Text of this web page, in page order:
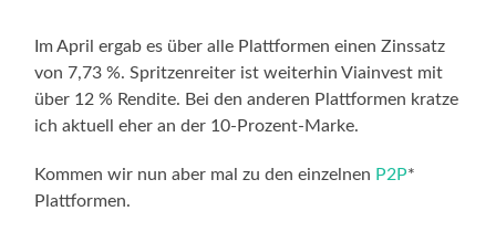
Im April ergab es über alle Plattformen einen Zinssatz
von 7,73 %. Spritzenreiter ist weiterhin Viainvest mit
über 12 % Rendite. Bei den anderen Plattformen kratze
ich aktuell eher an der 10-Prozent-Marke.
Kommen wir nun aber mal zu den einzelnen P2P*
Plattformen.